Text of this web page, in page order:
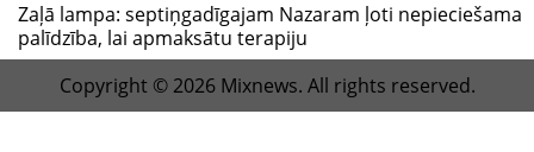
Zaļā lampa: septiņgadīgajam Nazaram ļoti nepieciešama
palīdzība, lai apmaksātu terapiju
Copyright © 2026 Mixnews. All rights reserved.